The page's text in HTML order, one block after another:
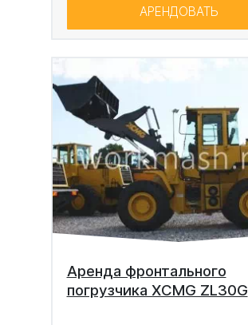
АРЕНДОВАТЬ
Аренда фронтального
погрузчика XCMG ZL30G